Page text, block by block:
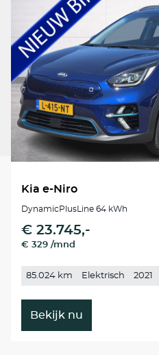
Kia e-Niro
DynamicPlusLine 64 kWh
€ 23.745,-
€ 329 /mnd
85.024 km Elektrisch 2021
Bekijk nu